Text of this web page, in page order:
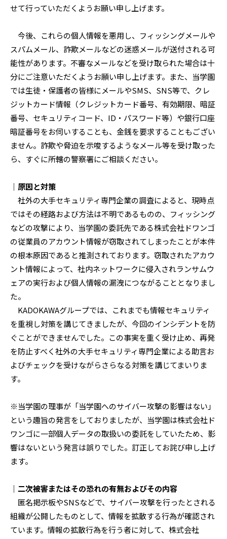
せて行っていただくようお願い申し上げます。
今後、これらの個人情報を悪用し、フィッシングメールや
スパムメール、詐欺メールなどの迷惑メールが送付される可
能性があります。不審なメールなどを受け取られた場合は十
分にご注意いただくようお願い申し上げます。また、当学園
では生徒・保護者の皆様にメールやSMS、SNS等で、クレ
ジットカード情報（クレジットカード番号、有効期限、暗証
番号、セキュリティコード、ID・パスワード等）や銀行口座
暗証番号をお伺いすることも、金銭を要求することもござい
ません。詐欺や脅迫を示唆するようなメール等を受け取った
ら、すぐに所轄の警察署にご相談ください。
｜原因と対策
社外の大手セキュリティ専門企業の調査によると、現時点
ではその経路および方法は不明であるものの、フィッシング
などの攻撃により、当学園の委託先である株式会社ドワンゴ
の従業員のアカウント情報が窃取されてしまったことが本件
の根本原因であると推測されております。窃取されたアカウ
ント情報によって、社内ネットワークに侵入されランサムウ
ェアの実行および個人情報の漏洩につながることとなりまし
た。
KADOKAWAグループでは、これまでも情報セキュリティ
を重視し対策を講じてきましたが、今回のインシデントを防
ぐことができませんでした。この事実を重く受け止め、再発
を防止すべく社外の大手セキュリティ専門企業による助言お
よびチェックを受けながらさらなる対策を講じてまいりま
す。
※当学園の理事が「当学園へのサイバー攻撃の影響はない」
という趣旨の発言をしておりましたが、当学園は株式会社ド
ワンゴに一部個人データの取扱いの委託をしていたため、影
響はないという発言は誤りでした。訂正してお詫び申し上げ
ます。
｜二次被害またはその恐れの有無およびその内容
匿名掲示板やSNSなどで、サイバー攻撃を行ったとされる
組織が公開したものとして、情報を拡散する行為が確認され
ています。情報の拡散行為を行う者に対して、株式会社